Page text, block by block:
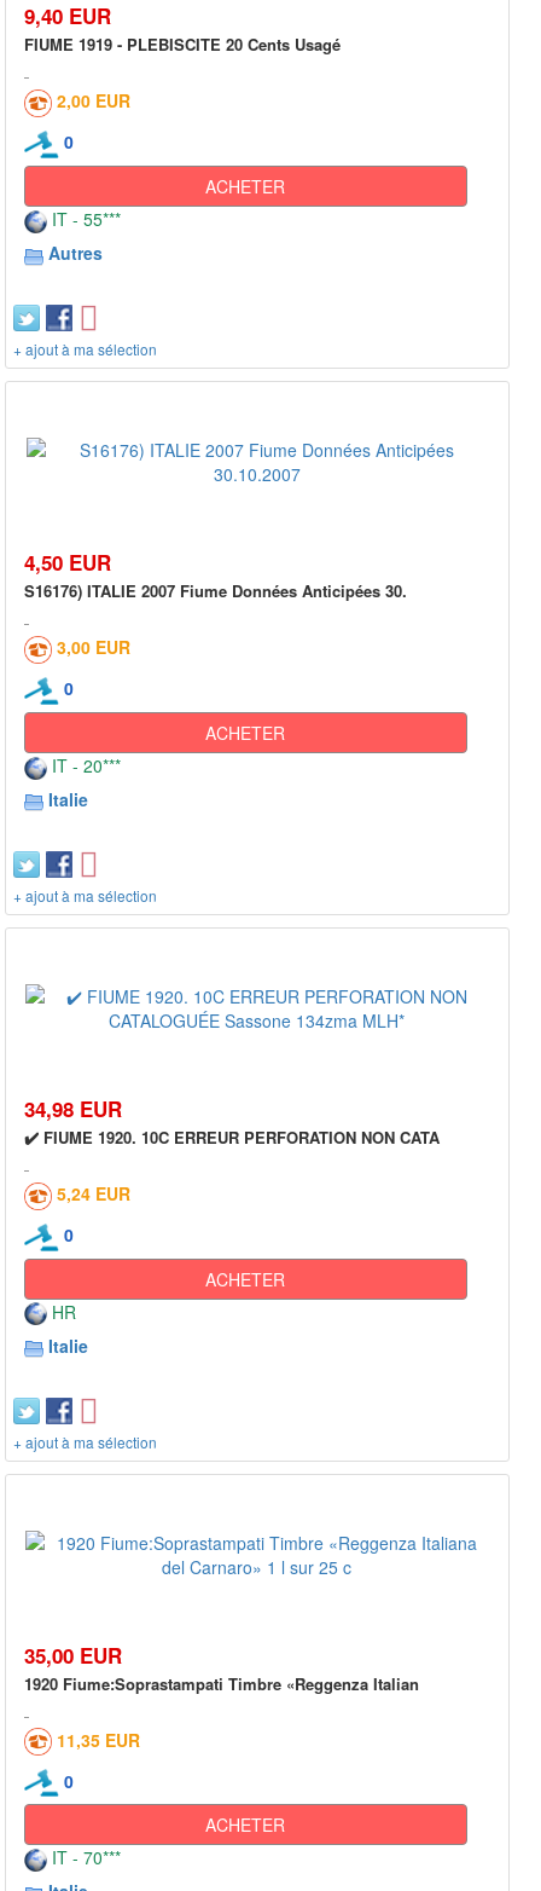
9,40 EUR
FIUME 1919 - PLEBISCITE 20 Cents Usagé
2,00 EUR
0
ACHETER
IT - 55***
Autres
+ ajout à ma sélection
4,50 EUR
S16176) ITALIE 2007 Fiume Données Anticipées 30.
3,00 EUR
0
ACHETER
IT - 20***
Italie
+ ajout à ma sélection
34,98 EUR
✔️ FIUME 1920. 10C ERREUR PERFORATION NON CATA
5,24 EUR
0
ACHETER
HR
Italie
+ ajout à ma sélection
35,00 EUR
1920 Fiume:Soprastampati Timbre «Reggenza Italian
11,35 EUR
0
ACHETER
IT - 70***